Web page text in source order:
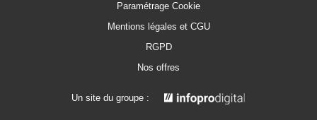
Paramétrage Cookie
Mentions légales et CGU
RGPD
Nos offres
Un site du groupe :